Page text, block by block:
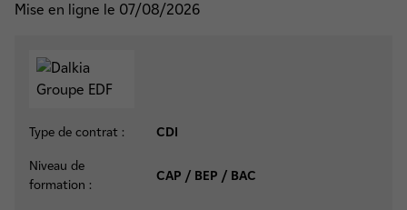
Mise en ligne le 07/08/2026
Type de contrat : CDI
Niveau de
formation :
CAP / BEP / BAC